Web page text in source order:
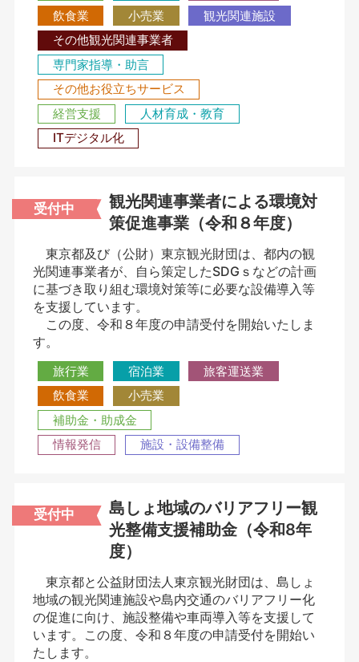
飲食業
小売業
観光関連施設
その他観光関連事業者
専門家指導・助言
その他お役立ちサービス
経営支援
人材育成・教育
ITデジタル化
観光関連事業者による環境対
策促進事業（令和８年度）
受付中
東京都及び（公財）東京観光財団は、都内の観
光関連事業者が、自ら策定したSDGｓなどの計画
に基づき取り組む環境対策等に必要な設備導入等
を支援しています。
この度、令和８年度の申請受付を開始いたしま
す。
旅行業 宿泊業
旅客運送業
飲食業
小売業
補助金・助成金
情報発信
施設・設備整備
島しょ地域のバリアフリー観
光整備支援補助金（令和8年
度）
受付中
東京都と公益財団法人東京観光財団は、島しょ
地域の観光関連施設や島内交通のバリアフリー化
の促進に向け、施設整備や車両導入等を支援して
います。この度、令和８年度の申請受付を開始い
たします。